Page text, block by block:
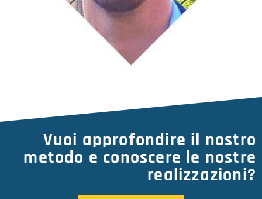
Vuoi approfondire il nostro
metodo e conoscere le nostre
realizzazioni?